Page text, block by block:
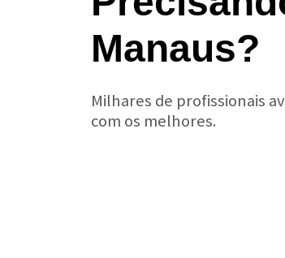
Manaus?
Milhares de profissionais
com os melhores.